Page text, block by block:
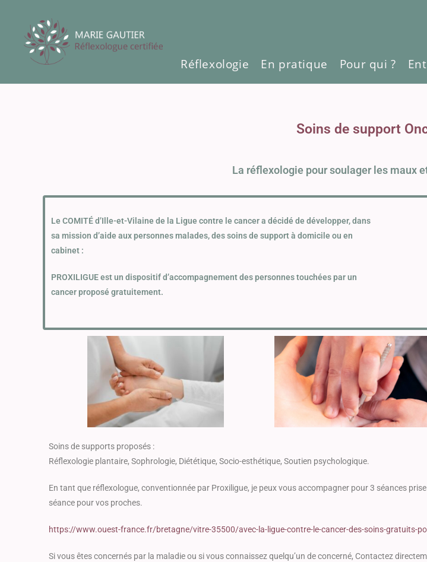
Réflexologie En pratique Pour qui ?
Soins de support
La réflexologie pour soulager les maux
Le COMITÉ d’Ille-et-Vilaine de la Ligue contre le cancer a décidé de développer, dans
sa mission d’aide aux personnes malades, des soins de support à domicile ou en
cabinet :
PROXILIGUE est un dispositif d’accompagnement des personnes touchées par un
cancer proposé gratuitement.
Soins de supports proposés :
Réflexologie plantaire, Sophrologie, Diététique, Socio-esthétique, Soutien psychologique.
En tant que réflexologue, conventionnée par Proxiligue, je peux vous accompagner pour 3 séances
séance pour vos proches.
https://www.ouest-france.fr/bretagne/vitre-35500/avec-la-ligue-contre-le-cancer-des-soins-gratuits-
Si vous êtes concernés par la maladie ou si vous connaissez quelqu’un de concerné, Contactez